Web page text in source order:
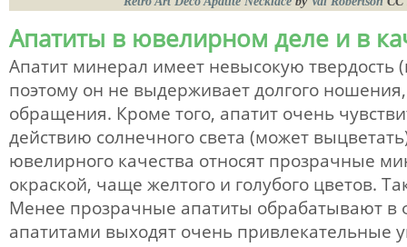
Апатиты в ювелирном деле и в
Апатит минерал имеет невысокую твердость
поэтому он не выдерживает долгого
обращения. Кроме того, апатит очень
действию солнечного света (может
ювелирного качества относят прозрачные
окраской, чаще желтого и голубого цветов.
Менее прозрачные апатиты обрабатывают
апатитами выходят очень привлекательные